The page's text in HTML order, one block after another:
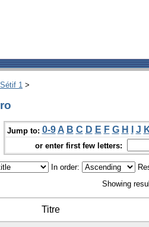
1 >
Jump to: 0-9 A B C D E F G H J
or enter first few letters:
In order:
Showing
Titre